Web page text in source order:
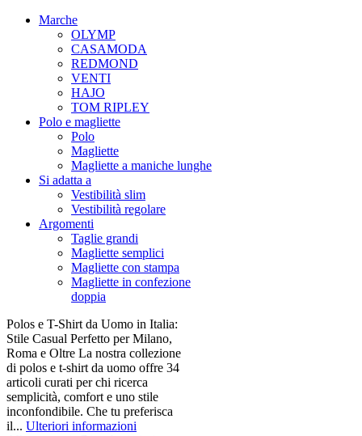
Marche
OLYMP
CASAMODA
REDMOND
VENTI
HAJO
TOM RIPLEY
Polo e magliette
Polo
Magliette
Magliette a maniche lunghe
Si adatta a
Vestibilità slim
Vestibilità regolare
Argomenti
Taglie grandi
Magliette semplici
Magliette con stampa
Magliette in confezione
doppia
Polos e T-Shirt da Uomo in Italia:
Stile Casual Perfetto per Milano,
Roma e Oltre La nostra collezione
di polos e t-shirt da uomo offre 34
articoli curati per chi ricerca
semplicità, comfort e uno stile
inconfondibile. Che tu preferisca
il... Ulteriori informazioni